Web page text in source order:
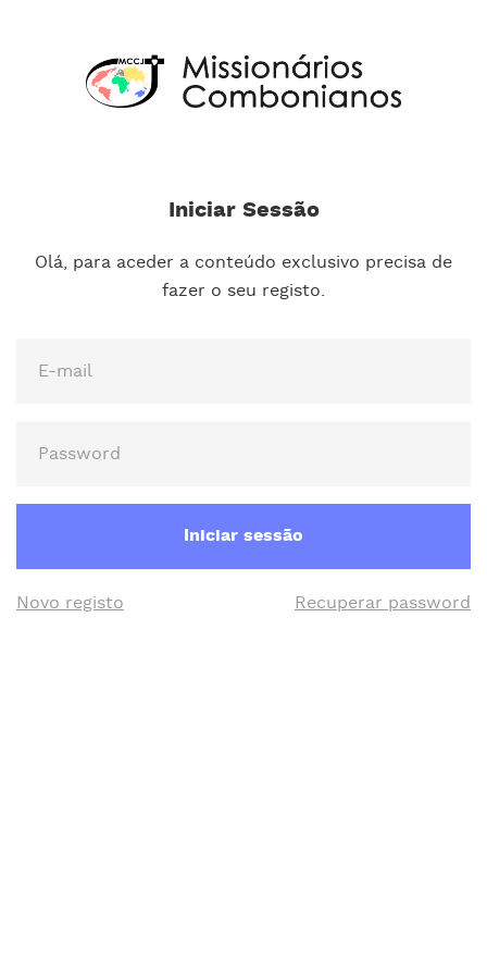
Iniciar Sessão
Olá, para aceder a conteúdo exclusivo precisa de
fazer o seu registo.
Iniciar sessão
Novo registo Recuperar password